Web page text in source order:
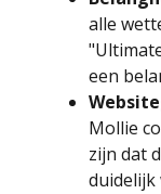
alle
een
Mollie
zijn dat
duidelijk